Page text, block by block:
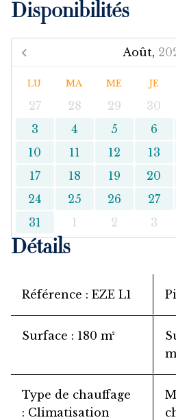
Disponibilités
Août,
LU MA ME JE
27 28 29 30
3
4 5 6
10
11 12 13
17
18 19 20
24
25 26 27
31
1 2 3
Détails
Référence EZE L1
Surface 180 m²
Type de chauffage
Climatisation